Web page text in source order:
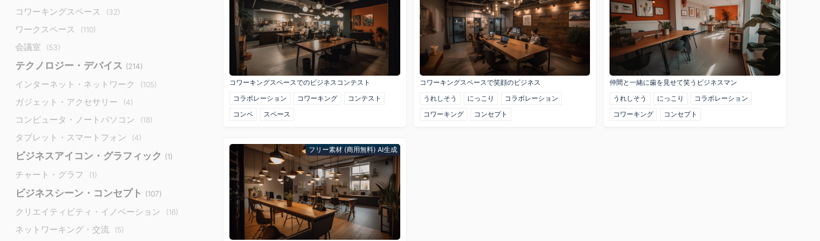
コワーキングスペース (32)
ワークスペース (110)
会議室 (53)
テクノロジー・デバイス (214)
インターネット・ネットワーク (105)
ガジェット・アクセサリー (4)
コンピュータ・ノートパソコン (18)
タブレット・スマートフォン (4)
ビジネスアイコン・グラフィック (1)
チャート・グラフ (1)
ビジネスシーン・コンセプト (107)
クリエイティビティ・イノベーション (16)
ネットワーキング・交流 (5)
コワーキングスペースでのビジネスコンテスト
コラボレーション
コワーキング
コンテスト
コンペ
スペース
コワーキングスペースで笑顔のビジネス
うれしそう
にっこり
コラボレーション
コワーキング
コンセプト
仲間と一緒に歯を見せて笑うビジネスマン
うれしそう
にっこり
コラボレーション
コワーキング
コンセプト
フリー素材 (商用無料) AI生成